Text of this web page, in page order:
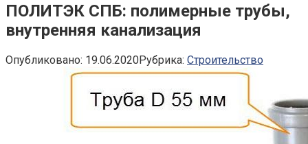
ПОЛИТЭК СПБ: полимерные трубы,
внутренняя канализация
Опубликовано: 19.06.2020Рубрика: Строительство